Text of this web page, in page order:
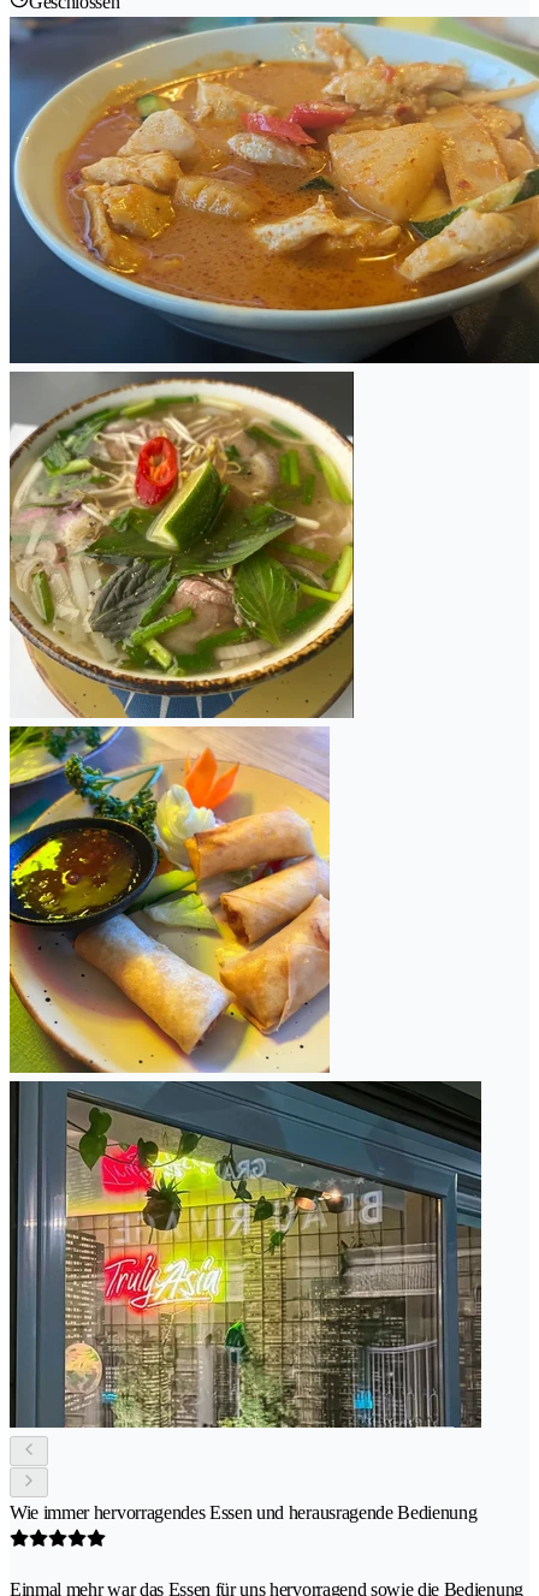
Wie immer hervorragendes Essen und herausragende Bedienung
Einmal mehr war das Essen für uns hervorragend sowie die Bedienung